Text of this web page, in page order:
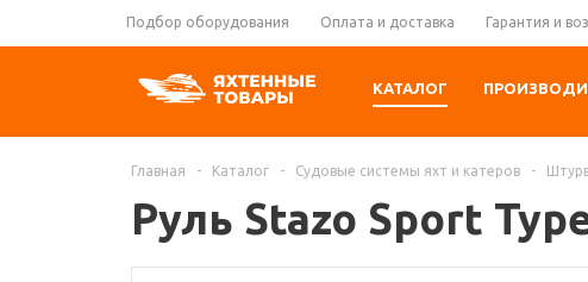
Подбор оборудования Оплата и доставка Гарантия и
КАТАЛОГ
Главная - Каталог - Судовые системы яхт и катеров -
Руль Stazo Sport